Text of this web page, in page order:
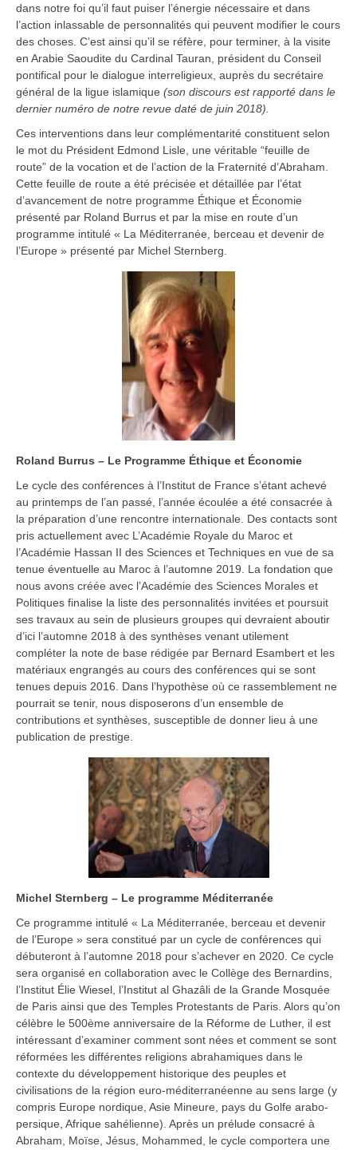
dans notre foi qu’il faut puiser l’énergie nécessaire et dans
l’action inlassable de personnalités qui peuvent modifier le cours
des choses. C’est ainsi qu’il se réfère, pour terminer, à la visite
en Arabie Saoudite du Cardinal Tauran, président du Conseil
pontifical pour le dialogue interreligieux, auprès du secrétaire
général de la ligue islamique (son discours est rapporté dans le
dernier numéro de notre revue daté de juin 2018).
Ces interventions dans leur complémentarité constituent selon
le mot du Président Edmond Lisle, une véritable “feuille de
route” de la vocation et de l’action de la Fraternité d’Abraham.
Cette feuille de route a été précisée et détaillée par l’état
d’avancement de notre programme Éthique et Économie
présenté par Roland Burrus et par la mise en route d’un
programme intitulé « La Méditerranée, berceau et devenir de
l’Europe » présenté par Michel Sternberg.
Roland Burrus – Le Programme Éthique et Économie
Le cycle des conférences à l’Institut de France s’étant achevé
au printemps de l’an passé, l’année écoulée a été consacrée à
la préparation d’une rencontre internationale. Des contacts sont
pris actuellement avec L’Académie Royale du Maroc et
l’Académie Hassan II des Sciences et Techniques en vue de sa
tenue éventuelle au Maroc à l’automne 2019. La fondation que
nous avons créée avec l’Académie des Sciences Morales et
Politiques finalise la liste des personnalités invitées et poursuit
ses travaux au sein de plusieurs groupes qui devraient aboutir
d’ici l’automne 2018 à des synthèses venant utilement
compléter la note de base rédigée par Bernard Esambert et les
matériaux engrangés au cours des conférences qui se sont
tenues depuis 2016. Dans l’hypothèse où ce rassemblement ne
pourrait se tenir, nous disposerons d’un ensemble de
contributions et synthèses, susceptible de donner lieu à une
publication de prestige.
Michel Sternberg – Le programme Méditerranée
Ce programme intitulé « La Méditerranée, berceau et devenir
de l’Europe » sera constitué par un cycle de conférences qui
débuteront à l’automne 2018 pour s’achever en 2020. Ce cycle
sera organisé en collaboration avec le Collège des Bernardins,
l’Institut Élie Wiesel, l’Institut al Ghazâli de la Grande Mosquée
de Paris ainsi que des Temples Protestants de Paris. Alors qu’on
célèbre le 500ème anniversaire de la Réforme de Luther, il est
intéressant d’examiner comment sont nées et comment se sont
réformées les différentes religions abrahamiques dans le
contexte du développement historique des peuples et
civilisations de la région euro-méditerranéenne au sens large (y
compris Europe nordique, Asie Mineure, pays du Golfe arabo-
persique, Afrique sahélienne). Après un prélude consacré à
Abraham, Moïse, Jésus, Mohammed, le cycle comportera une